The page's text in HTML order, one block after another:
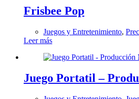
Frisbee Pop
Juegos y Entretenimiento,
Leer más
Juego Portatil –